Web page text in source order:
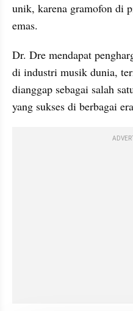
unik, karena gramofon di
emas.
Dr. Dre mendapat
di industri musik dunia,
dianggap sebagai salah
yang sukses di berbagai